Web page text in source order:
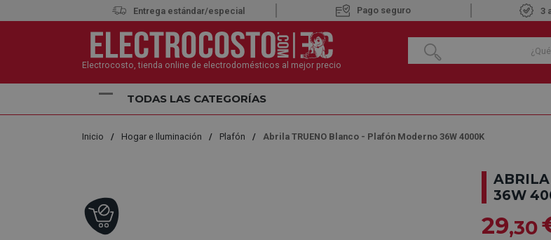
Entrega estándar/especial Pago seguro 3
Electrocosto, tienda online de electrodomésticos al mejor precio
TODAS LAS CATEGORÍAS
Inicio Hogar e Iluminación Plafón Abrila TRUENO Blanco - Plafón Moderno 36W 4000K
36W
29,30